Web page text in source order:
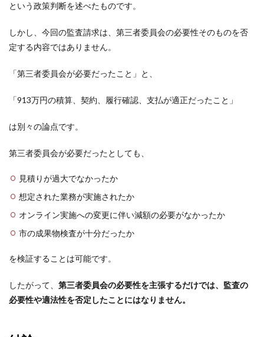
という政策判断を述べたものです。
しかし、今回の監査請求は、第三者委員会の必要性そのものを否
定する内容ではありません。
「第三者委員会が必要だったこと」と、
「913万円の積算、契約、履行確認、支払が適正だったこと」
は別々の論点です。
第三者委員会が必要だったとしても、
見積りが過大でなかったか
想定された業務が実施されたか
オンライン実施への変更に伴い減額の必要がなかったか
市の成果物検査が十分だったか
を検証することは可能です。
したがって、 第三者委員会の必要性を主張するだけでは、監査の
必要性や適法性を否定したことにはなりません。